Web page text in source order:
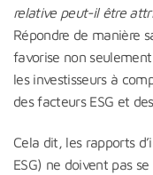
relative peut-il être
Répondre de manière
favorise non
les investisseurs à
des facteurs ESG et
Cela dit, les rapports
ESG) ne doivent pas